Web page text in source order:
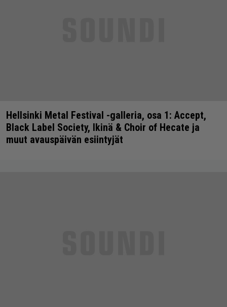
Hellsinki Metal Festival -galleria, osa 1: Accept,
Black Label Society, Ikinä & Choir of Hecate ja
muut avauspäivän esiintyjät